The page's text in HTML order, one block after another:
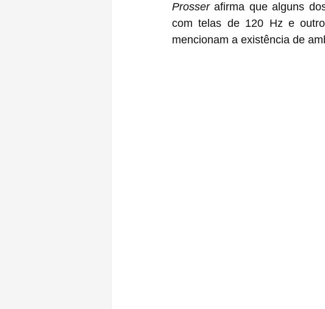
Prosser afirma que alguns dos modelos PVT do
com telas de 120 Hz e
mencionam a existência de